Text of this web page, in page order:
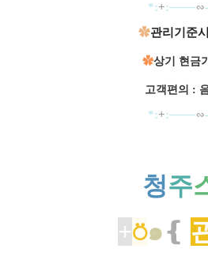
​*:+:───∽
✿관리기준
✿상기 현금
고객편의 :
​*:+:───∽
청주
+⍥๑❴